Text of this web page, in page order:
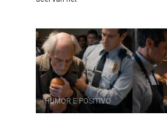
HUMOR E POSITIVO